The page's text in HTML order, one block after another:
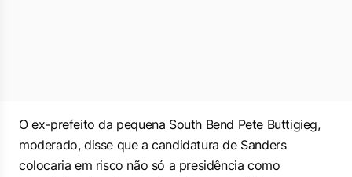
O ex-prefeito da pequena South Bend Pete Buttigieg,
moderado, disse que a candidatura de Sanders
colocaria em risco não só a presidência como